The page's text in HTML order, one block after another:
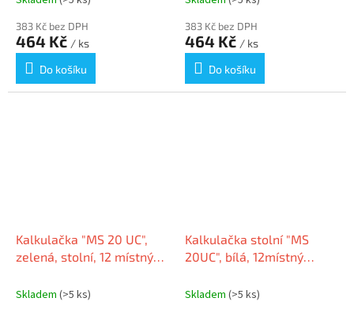
383 Kč bez DPH
464 Kč / ks
Do košíku
383 Kč bez DPH
464 Kč / ks
Do košíku
Kalkulačka "MS 20 UC",
zelená, stolní, 12 místný
Skladem (>5 ks)
Kalkulačka stolní "MS
20UC", bílá, 12místný
WE
Skladem (>5 ks)